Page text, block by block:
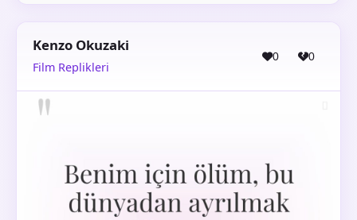
Kenzo Okuzaki
Film Replikleri
0 0